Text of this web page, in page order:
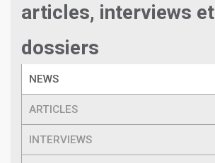
articles, interviews et
dossiers
NEWS
ARTICLES
INTERVIEWS